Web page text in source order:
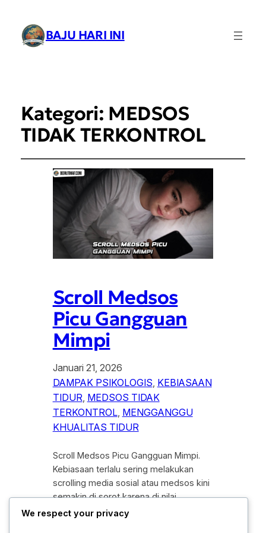
BAJU HARI INI
Kategori: MEDSOS
TIDAK TERKONTROL
Scroll Medsos
Picu Gangguan
Mimpi
Januari 21, 2026
DAMPAK PSIKOLOGIS, KEBIASAAN
TIDUR, MEDSOS TIDAK
TERKONTROL, MENGGANGGU
KHUALITAS TIDUR
Scroll Medsos Picu Gangguan Mimpi.
Kebiasaan terlalu sering melakukan
scrolling media sosial atau medsos kini
semakin di sorot karena di nilai
berdampak pada kualitas tidur,
We respect your privacy